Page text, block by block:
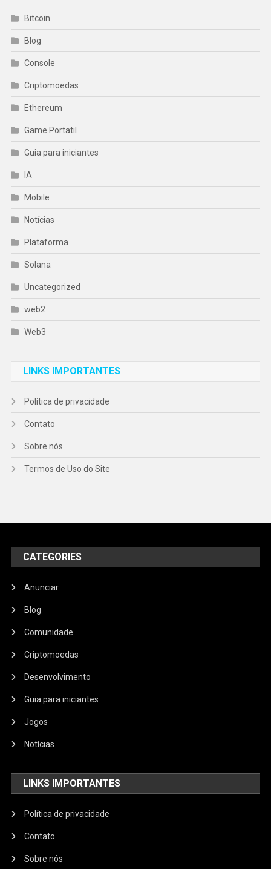
Bitcoin
Blog
Console
Criptomoedas
Ethereum
Game Portatil
Guia para iniciantes
IA
Mobile
Notícias
Plataforma
Solana
Uncategorized
web2
Web3
LINKS IMPORTANTES
Política de privacidade
Contato
Sobre nós
Termos de Uso do Site
CATEGORIES
Anunciar
Blog
Comunidade
Criptomoedas
Desenvolvimento
Guia para iniciantes
Jogos
Notícias
LINKS IMPORTANTES
Política de privacidade
Contato
Sobre nós